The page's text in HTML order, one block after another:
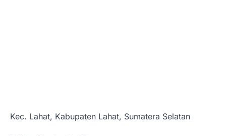
Kec. Lahat, Kabupaten Lahat, Sumatera Selatan